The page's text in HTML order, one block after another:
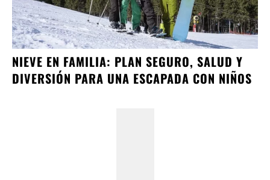
NIEVE EN FAMILIA: PLAN SEGURO, SALUD Y
DIVERSIÓN PARA UNA ESCAPADA CON NIÑOS